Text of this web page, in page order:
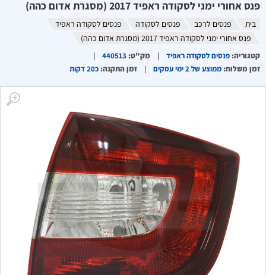
פנס אחורי ימני לסקודה ראפיד 2017 (מסגרת אדום כהה)
בית פנסים לרכב פנסים לסקודה
פנסים לסקודה ראפיד
פנס אחורי ימני לסקודה ראפיד 2017 (מסגרת אדום כהה)
קטגוריה:פנסים לסקודה ראפיד מק"ט:
זמן משלוח:ממוצע של 2 ימי עסקים זמן התקנה:כ20 דקות